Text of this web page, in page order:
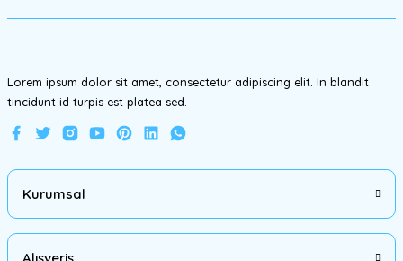
Lorem ipsum dolor sit amet, consectetur adipiscing elit. In blandit
tincidunt id turpis est platea sed.
Kurumsal